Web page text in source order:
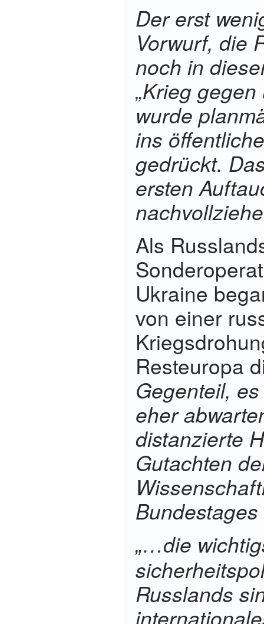
Der erst
Vorwurf, die
noch in
„Krieg gegen
wurde
ins
gedrückt.
ersten
Als
Ukraine
von einer
Resteuropa
Gegenteil,
eher
distanzierte
Gutachten
„…die
Russlands